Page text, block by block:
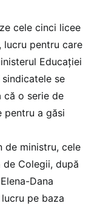
cele cinci licee
lucru pentru care
Educației
se
că o serie de
a găsi
de ministru, cele
Colegii, după
Dana
pe baza